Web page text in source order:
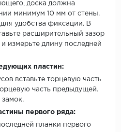
доска должна
минимум 10 мм от стены.
удобства фиксации. В
расширительный зазор
измерьте длину последней
пластин:
вставьте торцевую часть
часть предыдущей.
замок.
первого ряда:
планки первого